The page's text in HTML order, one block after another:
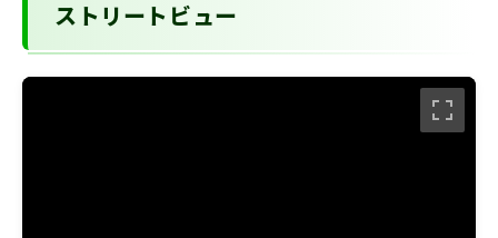
ストリートビュー